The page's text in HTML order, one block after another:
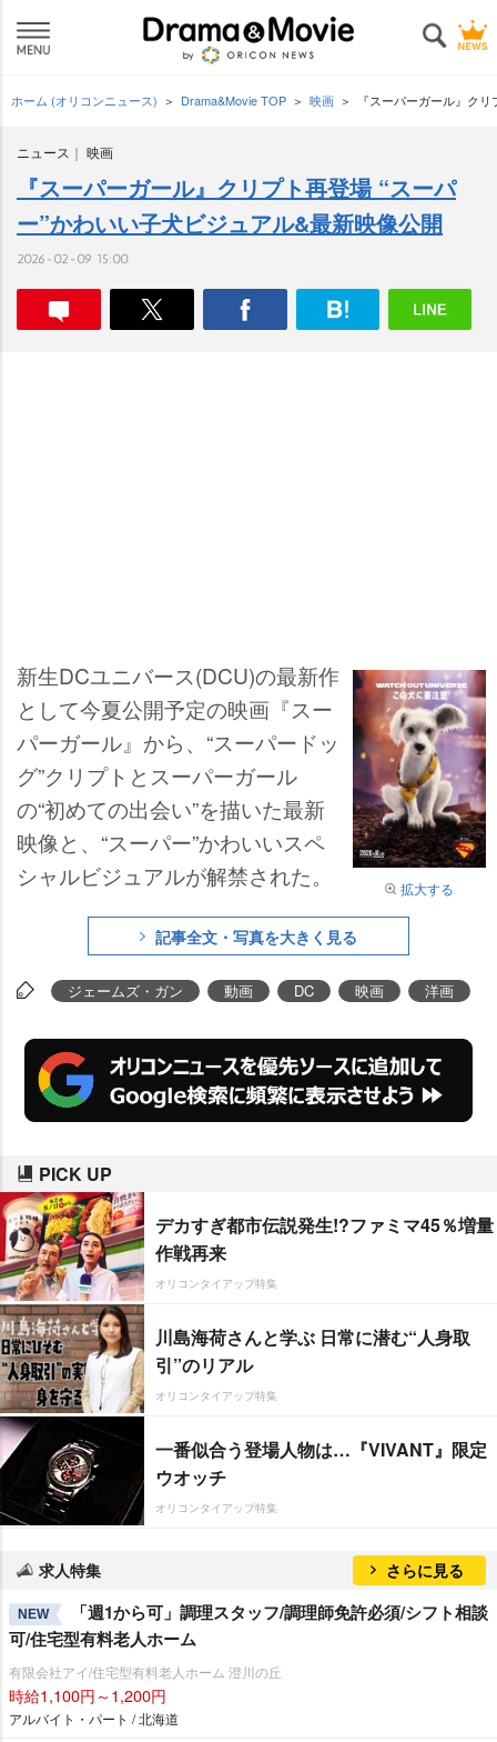
ホーム (オリコンニュース) Drama&Movie TOP 映画 『スーパーガール』ク
ニュース 映画
『スーパーガール』クリプト再登場 “スーパ
ー”かわいい子犬ビジュアル&最新映像公開
2026-02-09 15:00
拡大する
新生DCユニバース(DCU)の最新作
として今夏公開予定の映画『スー
パーガール』から、“スーパードッ
グ”クリプトとスーパーガール
の“初めての出会い”を描いた最新
映像と、“スーパー”かわいいスペ
シャルビジュアルが解禁された。
記事全文・写真を大きく見る
ジェームズ・ガン 動画 DC 映画 洋画
PICK UP
デカすぎ都市伝説発生!?ファミマ45％増量
作戦再来
オリコンタイアップ特集
川島海荷さんと学ぶ 日常に潜む“人身取
引”のリアル
オリコンタイアップ特集
一番似合う登場人物は…『VIVANT』限定
ウオッチ
オリコンタイアップ特集
求人特集 さらに見る
NEW
「週1から可」調理スタッフ/調理師免許必須/シフト相談
可/住宅型有料老人ホーム
有限会社アイ/住宅型有料老人ホーム 澄川の丘
時給1,100円～1,200円
アルバイト・パート / 北海道